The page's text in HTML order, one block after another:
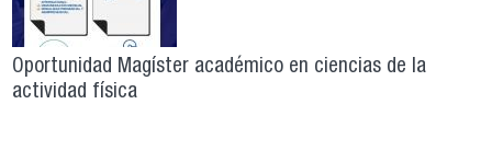
Oportunidad Magíster académico en ciencias de la
actividad física